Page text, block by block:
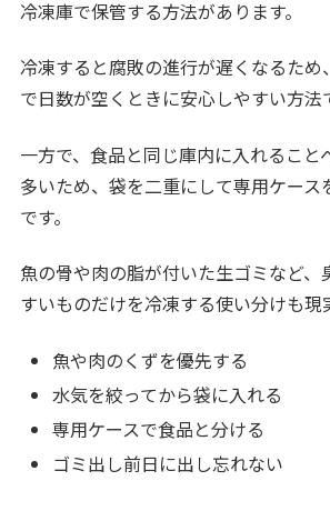
冷凍庫で保管する方法があります。
冷凍すると腐敗の進行が遅くなるため
で日数が空くときに安心しやすい方法
一方で、食品と同じ庫内に入れること
多いため、袋を二重にして専用ケース
です。
魚の骨や肉の脂が付いた生ゴミなど、
すいものだけを冷凍する使い分けも現
魚や肉のくずを優先する
水気を絞ってから袋に入れる
専用ケースで食品と分ける
ゴミ出し前日に出し忘れない